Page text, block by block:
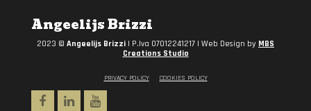
Angeelijs Brizzi
2023 © Angeelijs Brizzi | P.Iva 07012241217 | Web Design by MBS
Creations Studio
PRIVACY POLICY COOKIES POLICY
Facebook
Linkedin